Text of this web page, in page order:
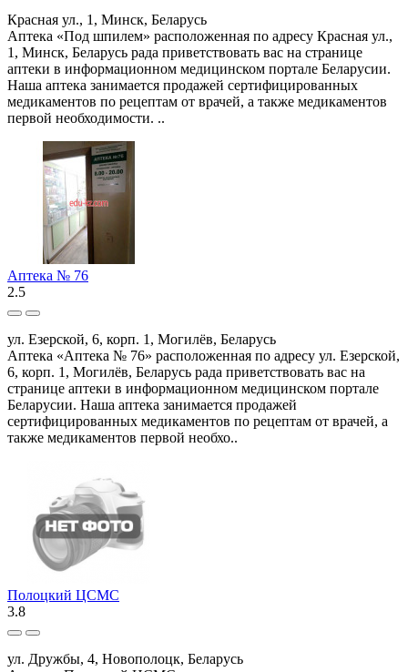
Красная ул., 1, Минск, Беларусь
Аптека «Под шпилем» расположенная по адресу Красная ул.,
1, Минск, Беларусь рада приветствовать вас на странице
аптеки в информационном медицинском портале Беларусии.
Наша аптека занимается продажей сертифицированных
медикаментов по рецептам от врачей, а также медикаментов
первой необходимости. ..
Аптека № 76
2.5
ул. Езерской, 6, корп. 1, Могилёв, Беларусь
Аптека «Аптека № 76» расположенная по адресу ул. Езерской,
6, корп. 1, Могилёв, Беларусь рада приветствовать вас на
странице аптеки в информационном медицинском портале
Беларусии. Наша аптека занимается продажей
сертифицированных медикаментов по рецептам от врачей, а
также медикаментов первой необхо..
Полоцкий ЦСМС
3.8
ул. Дружбы, 4, Новополоцк, Беларусь